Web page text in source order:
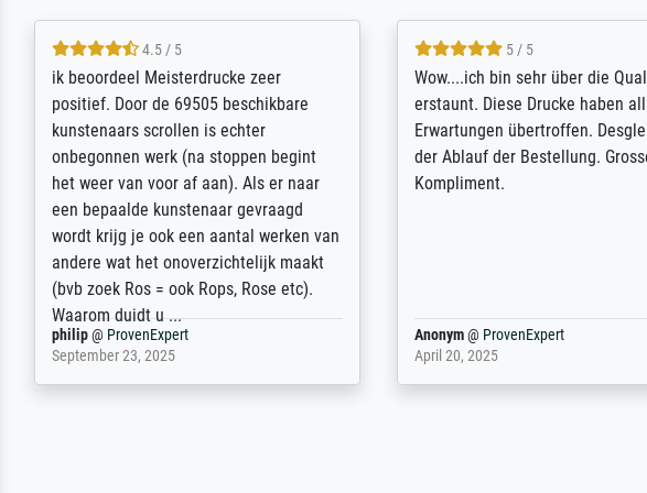
4.5 / 5
ik beoordeel Meisterdrucke zeer
positief. Door de 69505 beschikbare
kunstenaars scrollen is echter
onbegonnen werk (na stoppen begint
het weer van voor af aan). Als er naar
een bepaalde kunstenaar gevraagd
wordt krijg je ook een aantal werken van
andere wat het onoverzichtelijk maakt
(bvb zoek Ros = ook Rops, Rose etc).
Waarom duidt u ...
philip@ ProvenExpert
September 23, 2025
5 / 5
Wow....ich bin sehr über die
erstaunt. Diese Drucke haben
Erwartungen übertroffen.
der Ablauf der Bestellung.
Kompliment.
Anonym@ ProvenExpert
April 20, 2025